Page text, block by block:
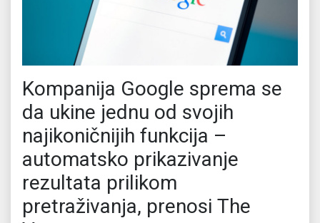
Kompanija Google sprema se
da ukine jednu od svojih
najikoničnijih funkcija –
automatsko prikazivanje
rezultata prilikom
pretraživanja, prenosi The